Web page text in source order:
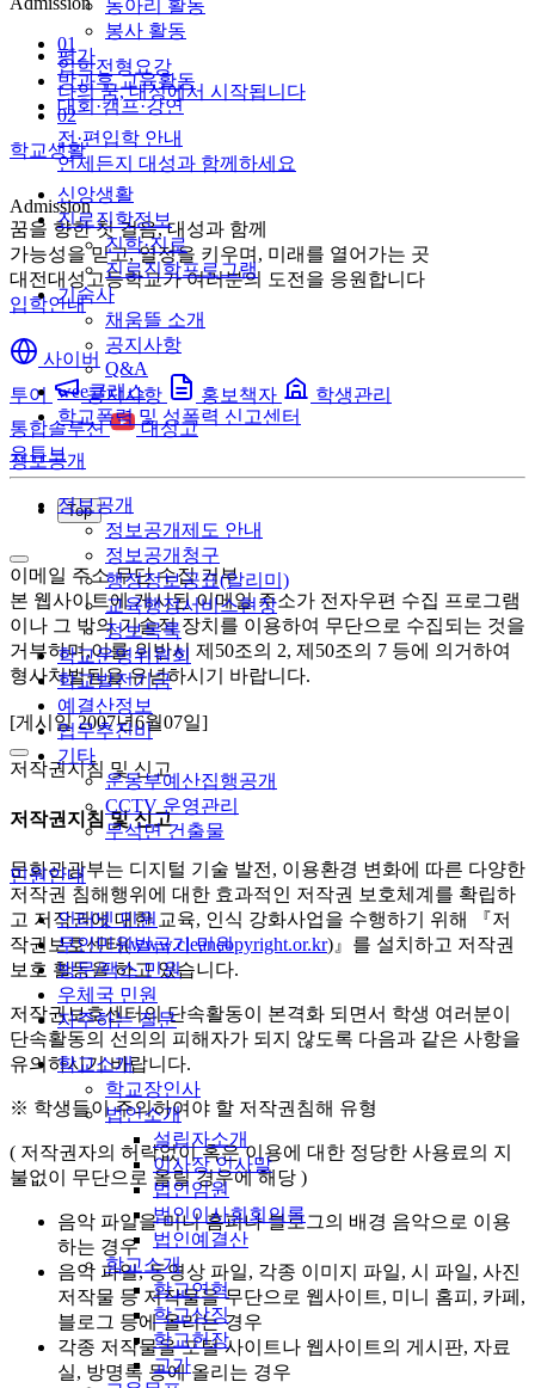
동아리 활동
봉사 활동
평가
방과후 교육활동
대회·캠프·강연
학교생활
신앙생활
진로진학정보
진학·진로
진로진학프로그램
기숙사
채움뜰 소개
공지사항
Q&A
wee클래스
학교폭력 및 성폭력 신고센터
정보공개
정보공개
정보공개제도 안내
정보공개청구
행정정보공표(알리미)
교육행정서비스현장
정보목록
학교운영위원회
학교발전기금
예결산정보
업무추진비
기타
운동부예산집행공개
CCTV 운영관리
무석면 건출물
민원안내
인터넷 민원
무인민원발급기 민원
방문/팩스 민원
우체국 민원
자주하는 질문
학교소개
학교장인사
법인소개
설립자소개
이사장 인사말
법인임원
법인이사회회의록
법인예결산
학교소개
학교연혁
학교상징
학교헌장
교가
01
입학전형요강
나의 꿈, 대성에서 시작됩니다
02
전·편입학 안내
언제든지 대성과 함께하세요
Admission
꿈을 향한 첫 걸음, 대성과 함께
가능성을 믿고, 열정을 키우며, 미래를 열어가는 곳
대전대성고등학교가 여러분의 도전을 응원합니다
입학안내
사이버
투어
공지사항 홍보책자
학생관리
통합솔루션
대성고
유튜브
Top
이메일 주소 무단 수집 거부
본 웹사이트에 게시된 이메일 주소가 전자우편 수집 프로그램
이나 그 밖의 기술적 장치를 이용하여 무단으로 수집되는 것을
거부하며,이를 위반시 제50조의 2, 제50조의 7 등에 의거하여
형사처벌됨을 유념하시기 바랍니다.
[게시일 2007년6월07일]
저작권지침 및 신고
저작권지침 및 신고
문화관광부는 디지털 기술 발전, 이용환경 변화에 따른 다양한
저작권 침해행위에 대한 효과적인 저작권 보호체계를 확립하
고 저작권에 대한 교육, 인식 강화사업을 수행하기 위해 『저
작권보호센터(www.cleancopyright.or.kr)』를 설치하고 저작권
보호 활동을 하고 있습니다.
저작권보호센터의 단속활동이 본격화 되면서 학생 여러분이
단속활동의 선의의 피해자가 되지 않도록 다음과 같은 사항을
유의하시기 바랍니다.
※ 학생들이 주의하여야 할 저작권침해 유형
( 저작권자의 허락없이 혹은 이용에 대한 정당한 사용료의 지
불없이 무단으로 올릴 경우에 해당 )
음악 파일을 미니 홈피나 블로그의 배경 음악으로 이용
하는 경우
음악 파일, 동영상 파일, 각종 이미지 파일, 시 파일, 사진
저작물 등 저작물을 무단으로 웹사이트, 미니 홈피, 카페,
블로그 등에 올리는 경우
각종 저작물을 포털 사이트나 웹사이트의 게시판, 자료
실, 방명록 등에 올리는 경우